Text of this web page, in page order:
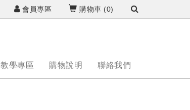
會員專區 購物車 (0)
教學專區 購物說明 聯絡我們